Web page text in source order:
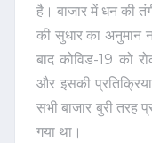
है। बाजार में धन की
की सुधार का
बाद कोविड-19 को
और इसकी
सभी बाजार बुरी तरह
गया था।